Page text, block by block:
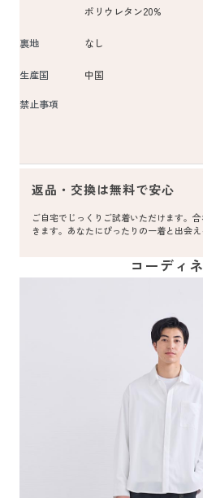
ポリウレタン20%
裏地 なし
生産国 中国
禁止事項
返品・交換は無料で安心
ご自宅でじっくりご試着いただけます。
きます。あなたにぴったりの一着と出会
コーディ